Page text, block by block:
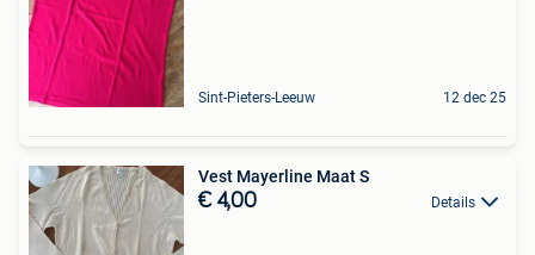
Sint-Pieters-Leeuw 12 dec 25
Vest Mayerline Maat S
€ 4,00 Details